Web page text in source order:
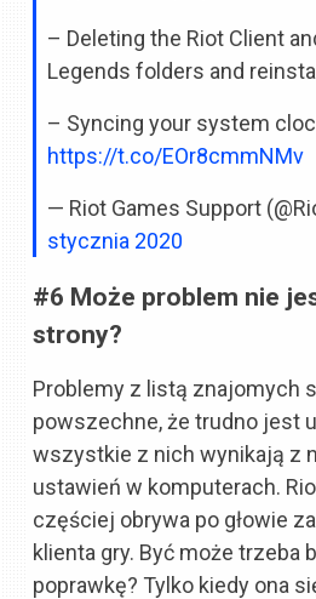
– Deleting the Riot Client
Legends folders and
– Syncing your system
https://t.co/EOr8cmmNMv
— Riot Games Support
stycznia 2020
#6 Może problem nie
strony?
Problemy z listą znajomych
powszechne, że trudno jest
wszystkie z nich wynikają z
ustawień w komputerach.
częściej obrywa po głowie
klienta gry. Być może trzeba
poprawkę? Tylko kiedy ona